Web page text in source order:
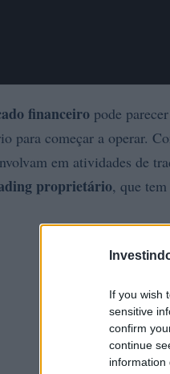
If you wish
sensitive
confirm
continue
information
financeiro pode
para começar a operar.
em atividades de
proprietário, que